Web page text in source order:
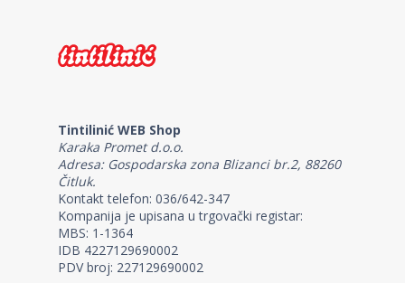
Tintilinić WEB Shop
Karaka Promet d.o.o.
Adresa: Gospodarska zona Blizanci br.2, 88260
Čitluk.
Kontakt telefon: 036/642-347
Kompanija je upisana u trgovački registar:
MBS: 1-1364
IDB 4227129690002
PDV broj: 227129690002